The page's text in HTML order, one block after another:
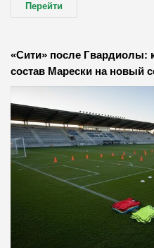
Перейти
«Сити» после Гвардиолы:
состав Марески на новый